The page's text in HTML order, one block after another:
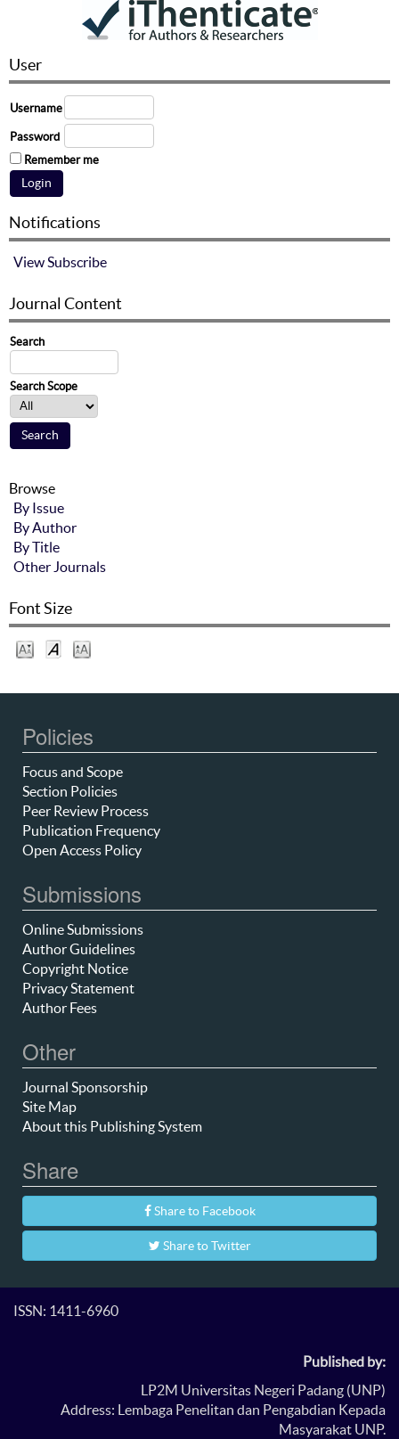
User
Username
Password
Remember me
Notifications
ViewSubscribe
Journal Content
Search
Search Scope
Browse
By Issue
By Author
By Title
Other Journals
Font Size
Policies
Focus and Scope
Section Policies
Peer Review Process
Publication Frequency
Open Access Policy
Submissions
Online Submissions
Author Guidelines
Copyright Notice
Privacy Statement
Author Fees
Other
Journal Sponsorship
Site Map
About this Publishing System
Share
Share to Facebook
Share to Twitter
ISSN: 1411-6960
Published by:
LP2M Universitas Negeri Padang (UNP)
Address: Lembaga Penelitan dan Pengabdian Kepada
Masyarakat UNP.